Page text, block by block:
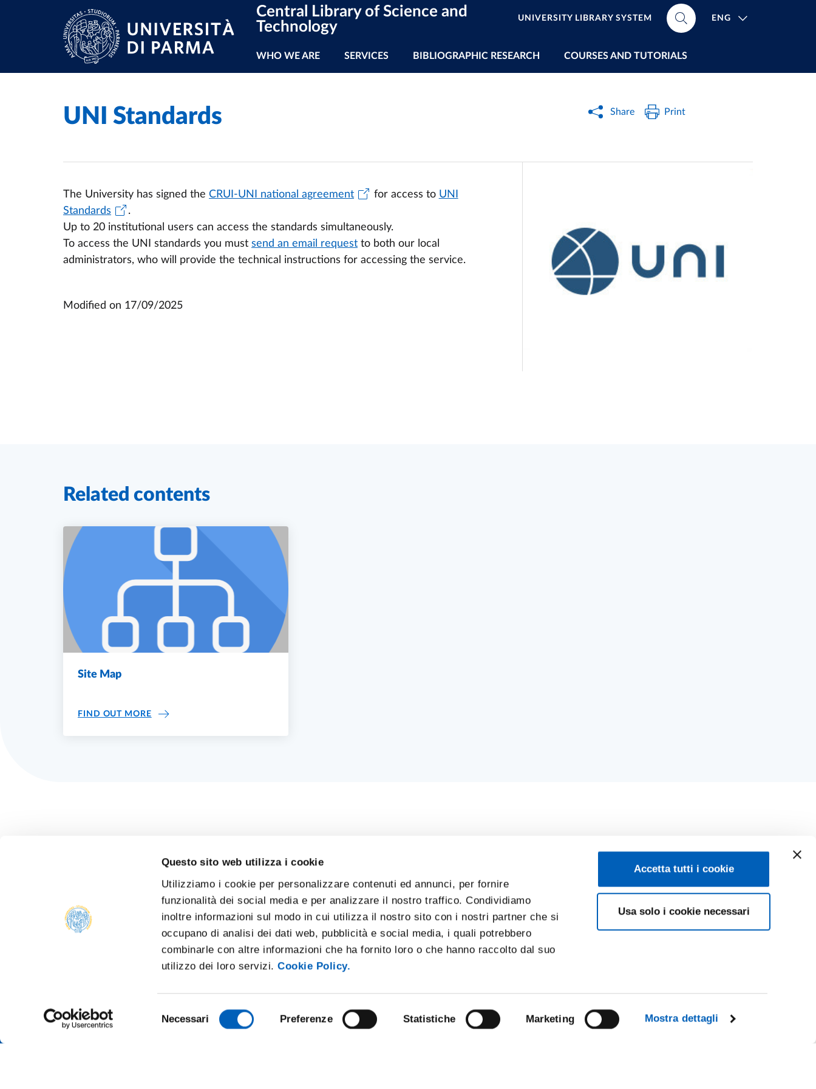
Questo sito web utilizza i cookie
Utilizziamo i cookie per personalizzare contenuti ed annunci, per fornire
funzionalità dei social media e per analizzare il nostro traffico. Condividiamo
inoltre informazioni sul modo in cui utilizza il nostro sito con i nostri partner che si
occupano di analisi dei dati web, pubblicità e social media, i quali potrebbero
combinarle con altre informazioni che ha fornito loro o che hanno raccolto dal suo
utilizzo dei loro servizi.Cookie Policy.
del
Necessari Preferenze Statistiche Marketing Mostra dettagli
Accetta tutti i cookie
Usa solo i cookie necessari
Skip to main content
Central Library of Science and
Technology
UNIVERSITY LIBRARY SYSTEM ENG
Main navigation
WHO WE ARE SERVICES BIBLIOGRAPHIC RESEARCH COURSES AND TUTORIALS
Home /
UNI Standards Share Print
The University has signed theCRUI-UNI national agreement for access to UNI
Standards
.
Up to 20 institutional users can access the standards simultaneously.
To access the UNI standards you mustsend an email request to both our local
administrators, who will provide the technical instructions for accessing the service.
Modified on 17/09/2025
Related contents
Site Map
FIND OUT MORESITE MAP